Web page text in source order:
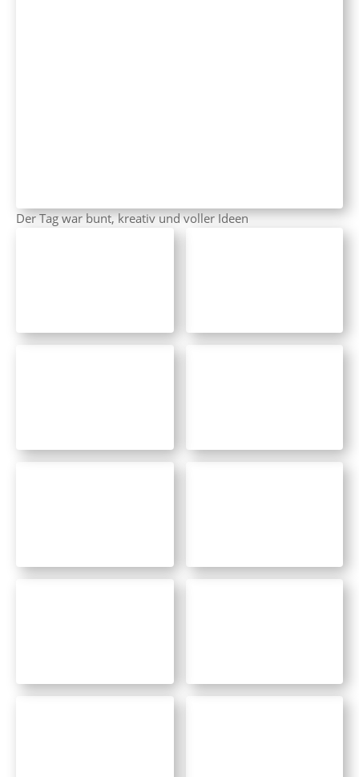
Der Tag war bunt, kreativ und voller Ideen